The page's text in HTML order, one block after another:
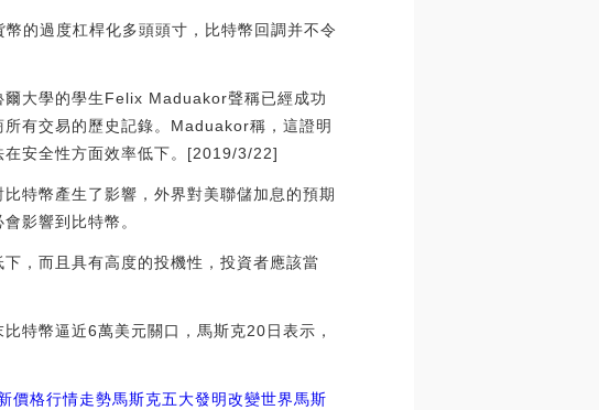
的過度杠桿化多頭頭寸，比特幣回調并不令
大學的學生Felix Maduakor聲稱已經成功
有交易的歷史記錄。Maduakor稱，這證明
在安全性方面效率低下。[2019/3/22]
特幣產生了影響，外界對美聯儲加息的預期
影響到比特幣。
，而且具有高度的投機性，投資者應該當
特幣逼近6萬美元關口，馬斯克20日表示，
價格行情走勢馬斯克五大發明改變世界馬斯